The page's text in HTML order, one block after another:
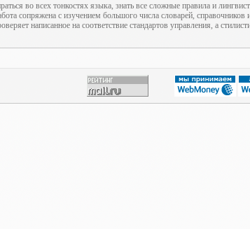
во всех тонкостях языка, знать все сложные правила и
сопряжена с изучением большого числа словарей, справочников
написанное на соответствие стандартов управления, а